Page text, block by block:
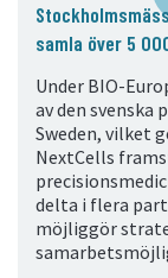
samla över 5
Under BIO-
av den svenska
Sweden, vilket
NextCells
delta i flera
möjliggör